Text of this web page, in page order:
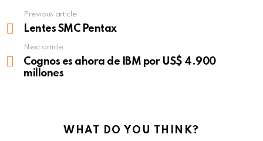
more
Previous article
Lentes SMC Pentax
Next article
Cognos es ahora de IBM por US$ 4.900
millones
WHAT DO YOU THINK?